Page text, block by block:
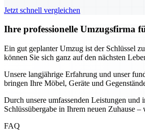
Jetzt schnell vergleichen
Ihre professionelle Umzugsfirma
Ein gut geplanter Umzug ist der Schlüssel
können Sie sich ganz auf den nächsten
Unsere langjährige Erfahrung und unser
bringen Ihre Möbel, Geräte und
Durch unsere umfassenden Leistungen
Schlüssübergabe in Ihrem neuen Zuhause
FAQ